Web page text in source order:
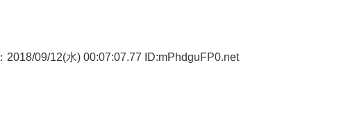
：2018/09/12(水) 00:07:07.77 ID:mPhdguFP0.net